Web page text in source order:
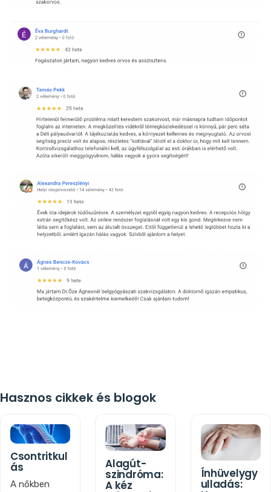
Hasznos cikkek és blogok
Csontritkul
ás
A nőkben
Alagút-
szindróma:
A kéz
Ínhüvelygy
ulladás: